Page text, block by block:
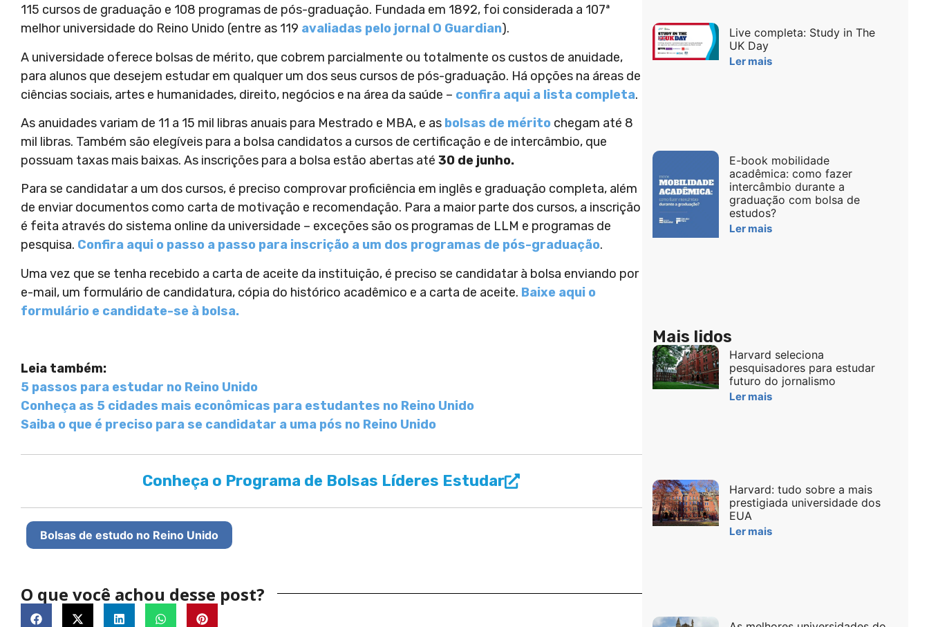
115 cursos de graduação e 108 programas de pós-graduação. Fundada em 1892, foi considerada a 107ª
melhor universidade do Reino Unido (entre as 119 avaliadas pelo jornal O Guardian).
A universidade oferece bolsas de mérito, que cobrem parcialmente ou totalmente os custos de anuidade,
para alunos que desejem estudar em qualquer um dos seus cursos de pós-graduação. Há opções na áreas de
ciências sociais, artes e humanidades, direito, negócios e na área da saúde – confira aqui a lista completa.
As anuidades variam de 11 a 15 mil libras anuais para Mestrado e MBA, e as bolsas de mérito chegam até 8
mil libras. Também são elegíveis para a bolsa candidatos a cursos de certificação e de intercâmbio, que
possuam taxas mais baixas. As inscrições para a bolsa estão abertas até 30 de junho.
Para se candidatar a um dos cursos, é preciso comprovar proficiência em inglês e graduação completa, além
de enviar documentos como carta de motivação e recomendação. Para a maior parte dos cursos, a inscrição
é feita através do sistema online da universidade – exceções são os programas de LLM e programas de
pesquisa. Confira aqui o passo a passo para inscrição a um dos programas de pós-graduação.
Uma vez que se tenha recebido a carta de aceite da instituição, é preciso se candidatar à bolsa enviando por
e-mail, um formulário de candidatura, cópia do histórico acadêmico e a carta de aceite. Baixe aqui o
formulário e candidate-se à bolsa.
Leia também:
5 passos para estudar no Reino Unido
Conheça as 5 cidades mais econômicas para estudantes no Reino Unido
Saiba o que é preciso para se candidatar a uma pós no Reino Unido
Conheça o Programa de Bolsas Líderes Estudar
Bolsas de estudo no Reino Unido
O que você achou desse post?
Live completa: Study in The
UK Day
Ler mais
E-book mobilidade
acadêmica: como fazer
intercâmbio durante a
graduação com bolsa de
estudos?
Ler mais
Mais lidos
Harvard seleciona
pesquisadores para estudar
futuro do jornalismo
Ler mais
Harvard: tudo sobre a mais
prestigiada universidade dos
EUA
Ler mais